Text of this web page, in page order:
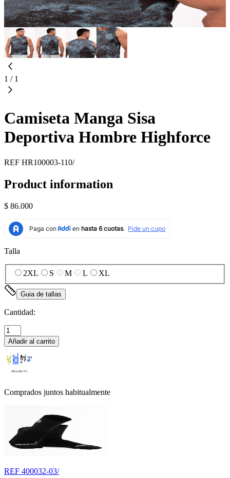
1 / 1
Camiseta Manga Sisa
Deportiva Hombre Highforce
REF HR100003-110/
Product information
$ 86.000
Talla
2XL S M L XL
Guia de tallas
Cantidad:
Añadir al carrito
Comprados juntos habitualmente
REF 400032-03/